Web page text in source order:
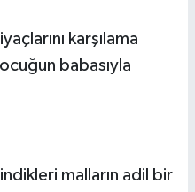
karşılama
babasıyla
malların adil bir